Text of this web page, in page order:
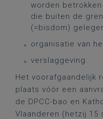
worden
die buiten de
(=bisdom)
organisatie van
verslaggeving.
Het voorafgaandelijk
plaats vóór een
de DPCC-bao en
Vlaanderen (hetzij 15